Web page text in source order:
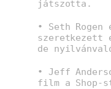
játszotta.
• Seth
szeretkezett
de
• Jeff
film a Shop-